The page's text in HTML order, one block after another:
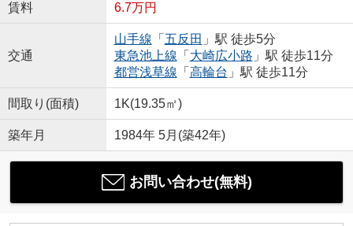
賃料 6.7万円
交通
山手線 「 五反田 」駅 徒歩5分
東急池上線 「 大崎広小路 」駅 徒歩11分
都営浅草線 「 高輪台 」駅 徒歩11分
間取り(面積) 1K(19.35㎡)
築年月 1984年 5月(築42年)
お問い合わせ(無料)